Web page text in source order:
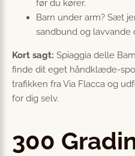
før du kører.
Barn under arm? Sæt
sandbund og lavvande
Kort sagt: Spiaggia delle
finde dit eget håndklæde-
trafikken fra Via Flacca og
for dig selv.
300